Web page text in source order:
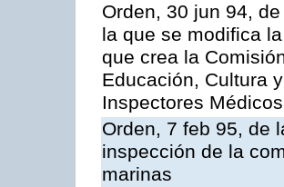
Orden, 30 jun 94,
la que se modifica
que crea la
Educación, Cultura
Inspectores
Orden, 7 feb 95, de
inspección de la
marinas